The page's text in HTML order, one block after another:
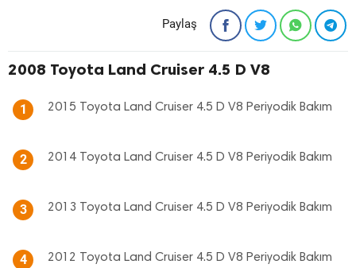
Paylaş
2008 Toyota Land Cruiser 4.5 D V8
1 2015 Toyota Land Cruiser 4.5 D V8 Periyodik Bakım
2 2014 Toyota Land Cruiser 4.5 D V8 Periyodik Bakım
3 2013 Toyota Land Cruiser 4.5 D V8 Periyodik Bakım
4 2012 Toyota Land Cruiser 4.5 D V8 Periyodik Bakım